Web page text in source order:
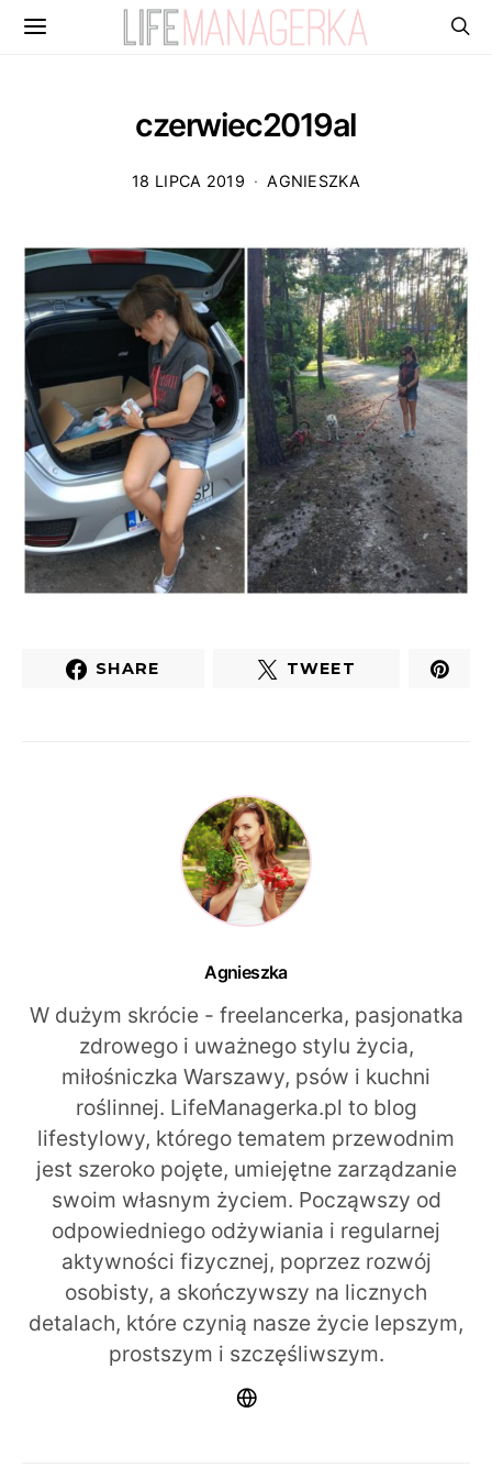
czerwiec2019al
18 LIPCA 2019 AGNIESZKA
SHARE TWEET
Agnieszka
W dużym skrócie - freelancerka, pasjonatka
zdrowego i uważnego stylu życia,
miłośniczka Warszawy, psów i kuchni
roślinnej. LifeManagerka.pl to blog
lifestylowy, którego tematem przewodnim
jest szeroko pojęte, umiejętne zarządzanie
swoim własnym życiem. Począwszy od
odpowiedniego odżywiania i regularnej
aktywności fizycznej, poprzez rozwój
osobisty, a skończywszy na licznych
detalach, które czynią nasze życie lepszym,
prostszym i szczęśliwszym.